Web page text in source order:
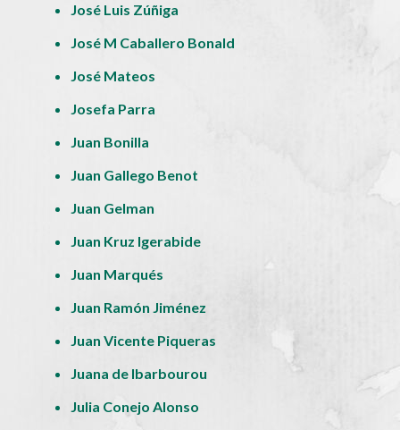
José Luis Zúñiga
José M Caballero Bonald
José Mateos
Josefa Parra
Juan Bonilla
Juan Gallego Benot
Juan Gelman
Juan Kruz Igerabide
Juan Marqués
Juan Ramón Jiménez
Juan Vicente Piqueras
Juana de Ibarbourou
Julia Conejo Alonso